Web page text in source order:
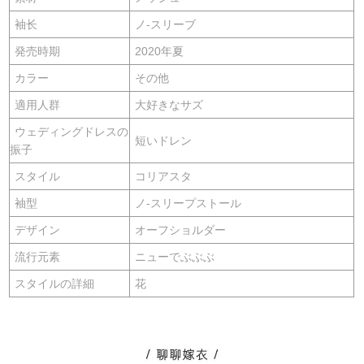
袖长 ノ-スリーブ
発売時期 2020年夏
カラー その他
適用人群 大好きなサズ
ウェディングドレスの
振子
短いドレン
スタイル コリアスタ
袖型 ノ-スリープストール
デザイン オーフショルダー
流行元素 ニューでぶぶぶ
スタイルの詳細 花